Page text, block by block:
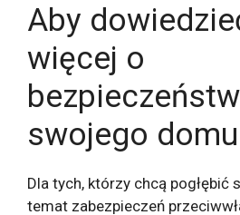
Aby
więcej o
swojego domu
Dla tych, którzy chcą pogłębić
temat zabezpieczeń